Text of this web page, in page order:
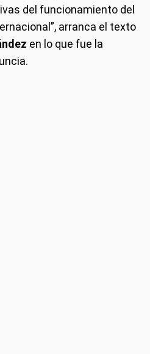
del funcionamiento del
arranca el texto
en lo que fue la